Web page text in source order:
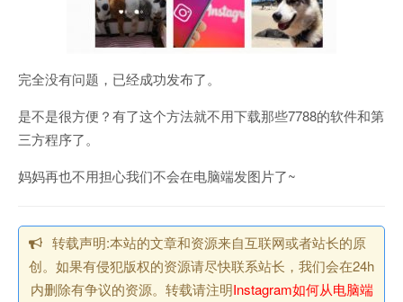
完全没有问题，已经成功发布了。
是不是很方便？有了这个方法就不用下载那些7788的软件和第
三方程序了。
妈妈再也不用担心我们不会在电脑端发图片了~
转载声明:本站的文章和资源来自互联网或者站长的原
创。如果有侵犯版权的资源请尽快联系站长，我们会在24h
内删除有争议的资源。转载请注明Instagram如何从电脑端